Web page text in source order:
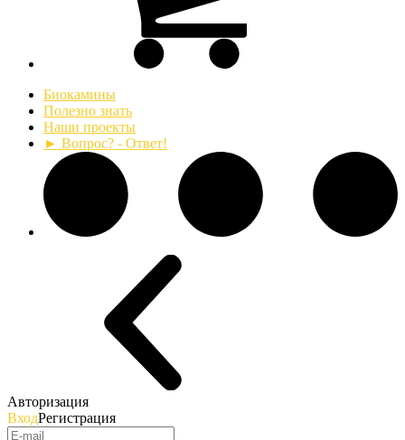
Биокамины
Полезно знать
Наши проекты
► Вопрос? - Ответ!
Авторизация
ВходРегистрация